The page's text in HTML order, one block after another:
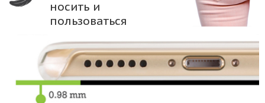
носить и
пользоваться